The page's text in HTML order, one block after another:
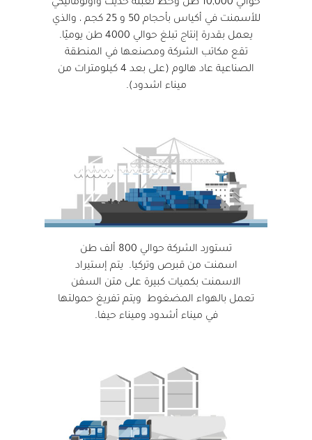
حوالي 10,000 طن وخط تعبئة حديث واوتوماتيكي
للأسمنت في أكياس بأحجام 50 و 25 كجم ، والذي
يعمل بقدرة إنتاج تبلغ حوالي 4000 طن يوميًا.
تقع مكاتب الشركة ومصنعها في المنطقة
الصناعية عاد هالوم (على بعد 4 كيلومترات من
ميناء اشدود).
تستورد الشركة حوالي 800 ألف طن
اسمنت من قبرص وتركيا. يتم إستيراد
الاسمنت بكميات كبيرة على متن السفن
تعمل بالهواء المضغوط ويتم تفريغ حمولتها
في ميناء أشدود وميناء حيفا.